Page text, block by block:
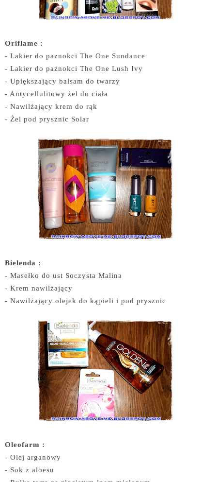
Oriflame :
- Lakier do paznokci The One Sundance
- Lakier do paznokci The One Lush Ivy
- Upiększający balsam do twarzy
- Antycellulitowy żel do ciała
- Nawilżający krem do rąk
- Żel pod prysznic Solar
Bielenda :
- Masełko do ust Soczysta Malina
- Krem nawilżający
- Nawilżający olejek do kąpieli i pod prysznic
Oleofarm :
- Olej arganowy
- Sok z aloesu